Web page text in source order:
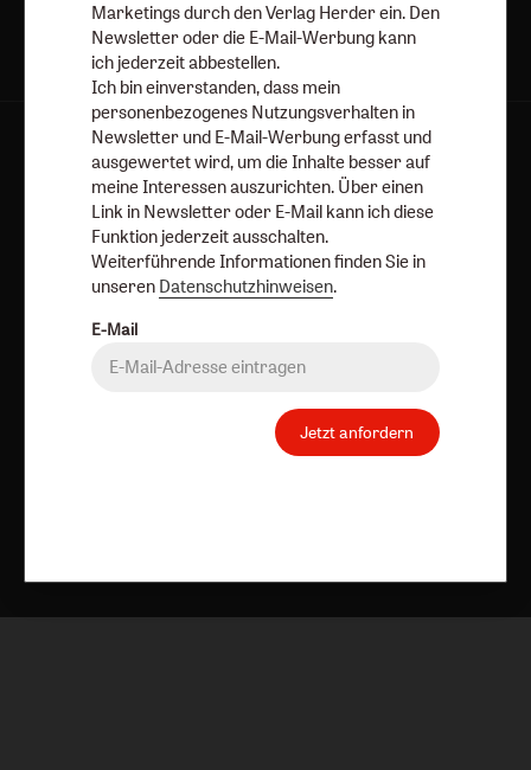
AGB und Widerrufsbelehrung
Datenschutz
Barrierefreiheit
Impressum
Vertrag widerrufen Abo online kündigen
Marketings durch den Verlag Herder ein. Den
Newsletter oder die E-Mail-Werbung kann
ich jederzeit abbestellen.
Ich bin einverstanden, dass mein
personenbezogenes Nutzungsverhalten in
Newsletter und E-Mail-Werbung erfasst und
ausgewertet wird, um die Inhalte besser auf
meine Interessen auszurichten. Über einen
Link in Newsletter oder E-Mail kann ich diese
Funktion jederzeit ausschalten.
Weiterführende Informationen finden Sie in
unseren Datenschutzhinweisen.
E-Mail
Jetzt anfordern